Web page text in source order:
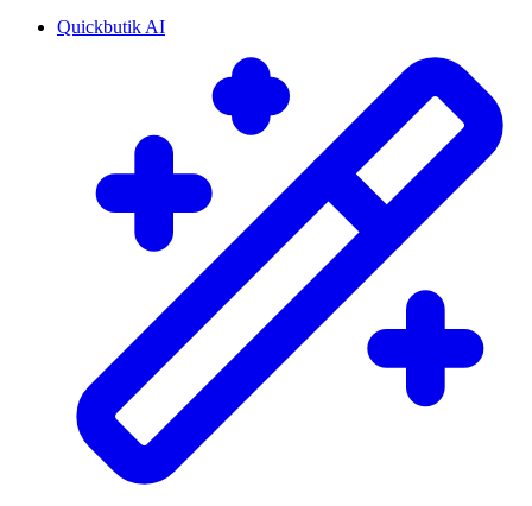
Quickbutik AI